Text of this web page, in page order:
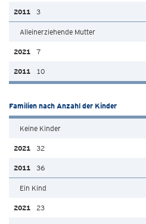
3
Alleinerziehende Mutter
7
10
Familien nach Anzahl der Kinder
Keine Kinder
32
36
Ein Kind
23